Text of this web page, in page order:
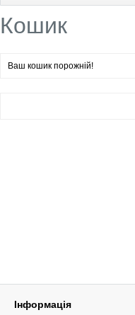
Кошик
Ваш кошик порожній!
Інформація